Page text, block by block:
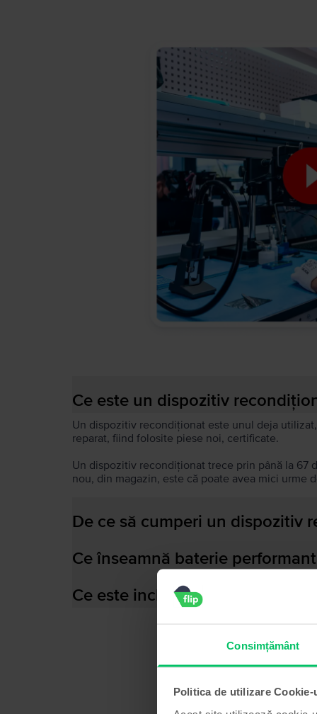
Consimțământ
Politica de utilizare Cookie-
Ce este un dispozitiv
Un dispozitiv recondiționat este unul deja
reparat, fiind folosite piese noi, certificate.
Un dispozitiv recondiționat trece prin până la 67
nou, din magazin, este că poate avea mici urme
De ce să cumperi un dispozitiv
Ce înseamnă baterie
Ce este inclus în cutia